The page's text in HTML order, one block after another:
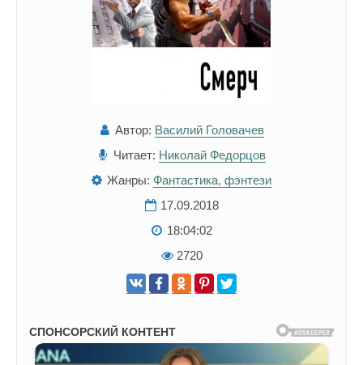
Автор: Василий Головачев
Читает: Николай Федорцов
Жанры: Фантастика, фэнтези
17.09.2018
18:04:02
2720